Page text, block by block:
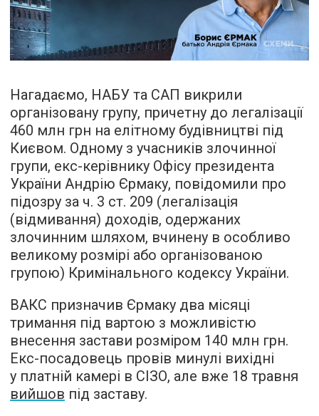
Нагадаємо, НАБУ та САП викрили
організовану групу, причетну до легалізації
460 млн грн на елітному будівництві під
Києвом. Одному з учасників злочинної
групи, екс-керівнику Офісу президента
України Андрію Єрмаку, повідомили про
підозру за ч. 3 ст. 209 (легалізація
(відмивання) доходів, одержаних
злочинним шляхом, вчинену в особливо
великому розмірі або організованою
групою) Кримінального кодексу України.
ВАКС призначив Єрмаку два місяці
тримання під вартою з можливістю
внесення застави розміром 140 млн грн.
Екс-посадовець провів минулі вихідні
у платній камері в СІЗО, але вже 18 травня
вийшов під заставу.